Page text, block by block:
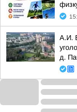
А.И.
д.